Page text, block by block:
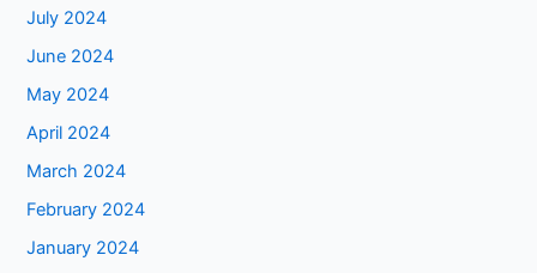
July 2024
June 2024
May 2024
April 2024
March 2024
February 2024
January 2024